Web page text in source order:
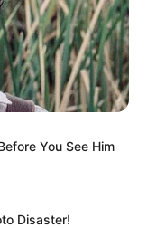
S-1 Ilmu
You See Him
Disaster!